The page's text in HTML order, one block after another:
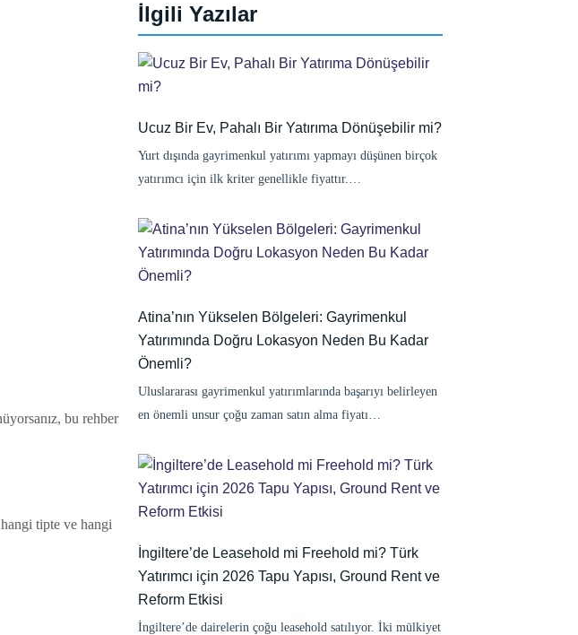
bu rehber
tipte ve hangi
İlgili Yazılar
Ucuz Bir Ev, Pahalı Bir Yatırıma Dönüşebilir mi?
Yurt dışında gayrimenkul yatırımı yapmayı düşünen birçok
yatırımcı için ilk kriter genellikle fiyattır.…
Atina’nın Yükselen Bölgeleri: Gayrimenkul
Yatırımında Doğru Lokasyon Neden Bu Kadar
Önemli?
Uluslararası gayrimenkul yatırımlarında başarıyı belirleyen
en önemli unsur çoğu zaman satın alma fiyatı…
İngiltere’de Leasehold mi Freehold mi? Türk
Yatırımcı için 2026 Tapu Yapısı, Ground Rent ve
Reform Etkisi
İngiltere’de dairelerin çoğu leasehold satılıyor. İki mülkiyet